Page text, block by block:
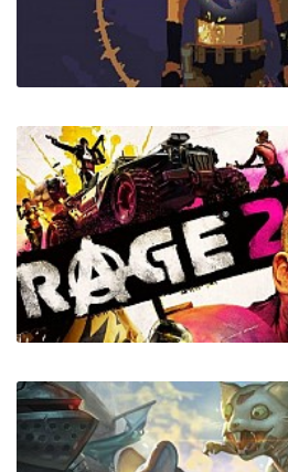
HighFleet
Risk of Rain